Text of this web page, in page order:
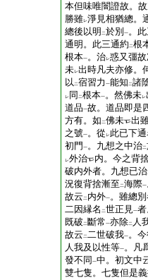
本但味唯闇證故。
勝雖レ淨見相猶總。
總後以明 二於別 一。
通明。此三通約 二根
根本一。治レ惑又彊
未レ出時凡夫亦修。
以 二宿習力 一能知 二諸
レ 同 二根本一。然佛未レ
道品一故。道品即是
方有。如 二佛未
出
之號一。從 レ此已下
初門 一。九想之中治二
レ外治
内。今之背
破内外者。九想已治
況復背捨漸至 二海際一
故云 二 内外一。雖總
二因縁名 二世正見一
既破 二 斷常一亦除二 人
故云 二二世破我一。
人我及以性等一。凡
發不同 一中。初文中
雙七隻。七隻但是